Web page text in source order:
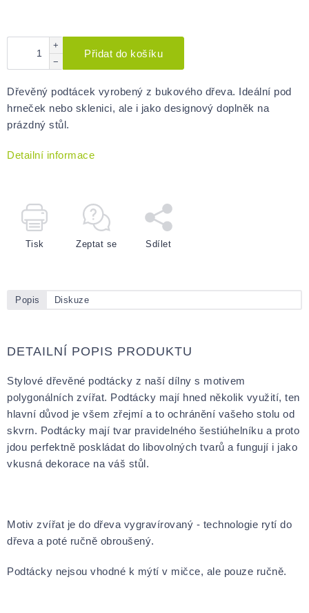
+
−
Přidat do košíku
Dřevěný podtácek vyrobený z bukového dřeva. Ideální pod
hrneček nebo sklenici, ale i jako designový doplněk na
prázdný stůl.
Detailní informace
Tisk Zeptat se Sdílet
Popis Diskuze
DETAILNÍ POPIS PRODUKTU
Stylové dřevěné podtácky z naší dílny s motivem
polygonálních zvířat. Podtácky mají hned několik využití, ten
hlavní důvod je všem zřejmí a to ochránění vašeho stolu od
skvrn. Podtácky mají tvar pravidelného šestiúhelníku a proto
jdou perfektně poskládat do libovolných tvarů a fungují i jako
vkusná dekorace na váš stůl.
Motiv zvířat je do dřeva vygravírovaný - technologie rytí do
dřeva a poté ručně obroušený.
Podtácky nejsou vhodné k mýtí v mičce, ale pouze ručně.